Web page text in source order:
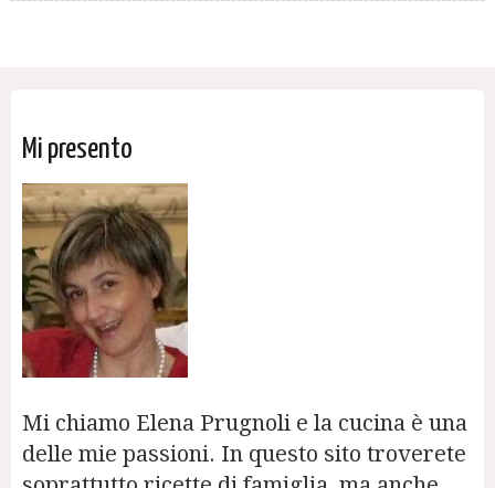
Mi presento
Mi chiamo Elena Prugnoli e la cucina è una
delle mie passioni. In questo sito troverete